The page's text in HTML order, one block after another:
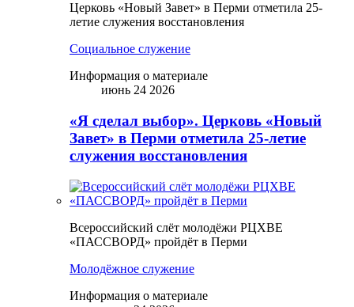
Церковь «Новый Завет» в Перми отметила 25-
летие служения восстановления
Социальное служение
Информация о материале
июнь 24 2026
«Я сделал выбор». Церковь «Новый
Завет» в Перми отметила 25-летие
служения восстановления
Всероссийский слёт молодёжи РЦХВЕ
«ПАССВОРД» пройдёт в Перми
Молодёжное служение
Информация о материале